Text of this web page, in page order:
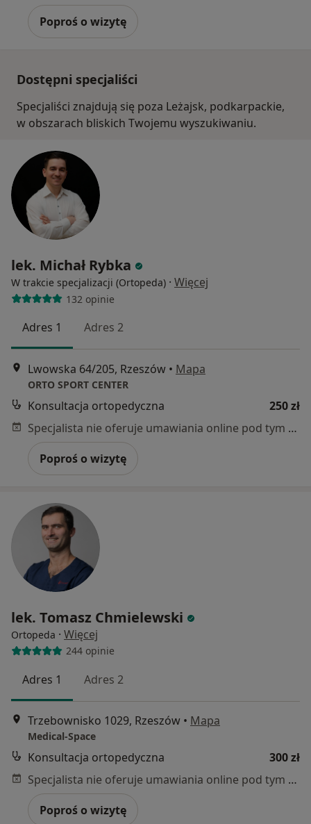
Poproś o wizytę
Dostępni specjaliści
Specjaliści znajdują się poza Leżajsk, podkarpackie,
w obszarach bliskich Twojemu wyszukiwaniu.
lek. Michał Rybka
W trakcie specjalizacji (Ortopeda) · Więcej
132 opinie
Adres 1 Adres 2
Lwowska 64/205, Rzeszów • Mapa
ORTO SPORT CENTER
Konsultacja ortopedyczna
250 zł
Specjalista nie oferuje umawiania online pod tym adresem.
Poproś o wizytę
lek. Tomasz Chmielewski
Ortopeda · Więcej
244 opinie
Adres 1 Adres 2
Trzebownisko 1029, Rzeszów • Mapa
Medical-Space
Konsultacja ortopedyczna
300 zł
Specjalista nie oferuje umawiania online pod tym adresem.
Poproś o wizytę